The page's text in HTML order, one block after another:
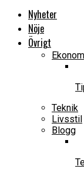
Nyheter
Nöje
Övrigt
Teknik
Livsstil
Blogg